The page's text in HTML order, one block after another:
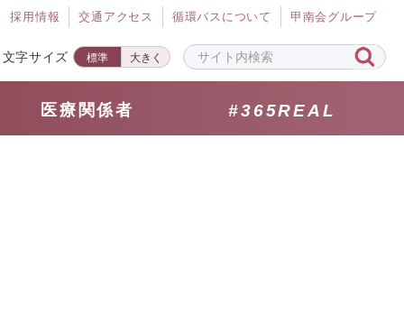
採⽤情報 交通アクセス 循環バスについて 甲南会グループ
文字サイズ 標準 大きく
医療関係者 #365REAL